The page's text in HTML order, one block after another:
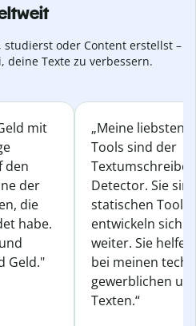
oder Content erstellst –
Texte zu verbessern.
mit
den
der
die
habe.
Geld."
„Meine liebsten
Tools sind der
Detector. Sie
statischen
entwickeln sich
weiter. Sie
bei meinen
gewerblichen
Texten.“